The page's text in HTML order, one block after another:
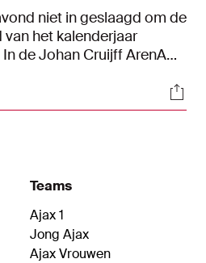
niet in geslaagd om de
het kalenderjaar
de Johan Cruijff ArenA
kwamen vroeg in de
via Dusan Tadic, maar
Teams
Ajax 1
Jong Ajax
Ajax Vrouwen